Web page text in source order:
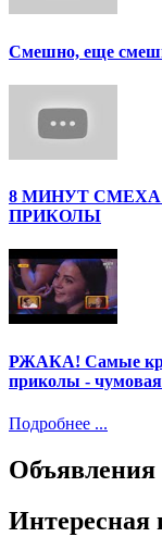
Смешно, еще
8 МИНУТ
ПРИКОЛЫ
РЖАКА! Самые
приколы -
Подробнее ...
Объявления